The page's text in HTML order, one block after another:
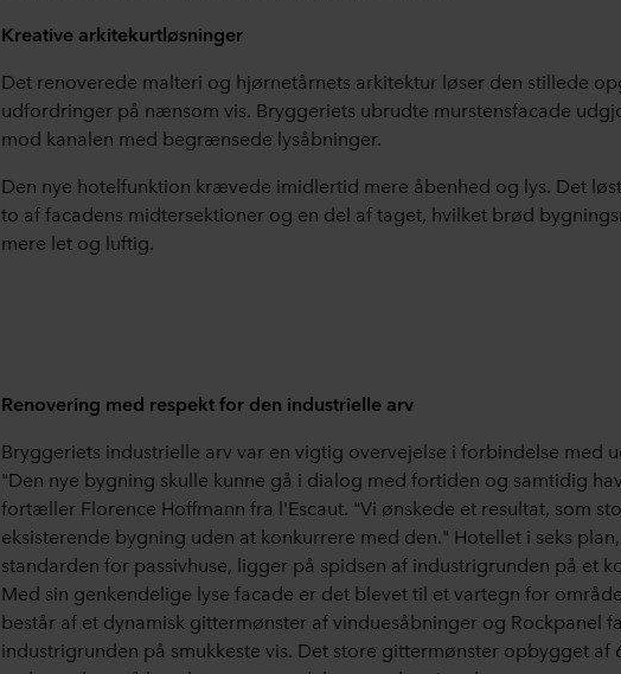
Kreative arkitekurtløsninger
Det renoverede malteri og hjørnetårnets arkitektur løser den stillede
udfordringer på nænsom vis. Bryggeriets ubrudte murstensfacade
mod kanalen med begrænsede lysåbninger.
Den nye hotelfunktion krævede imidlertid mere åbenhed og lys. Det
to af facadens midtersektioner og en del af taget, hvilket brød
mere let og luftig.
Renovering med respekt for den industrielle arv
Bryggeriets industrielle arv var en vigtig overvejelse i forbindelse med
"Den nye bygning skulle kunne gå i dialog med fortiden og samtidig
fortæller Florence Hoffmann fra l'Escaut. "Vi ønskede et resultat, som
eksisterende bygning uden at konkurrere med den." Hotellet i seks
standarden for passivhuse, ligger på spidsen af industrigrunden på et
Med sin genkendelige lyse facade er det blevet til et vartegn for
består af et dynamisk gittermønster af vinduesåbninger og Rockpanel
industrigrunden på smukkeste vis. Det store gittermønster opbygget af